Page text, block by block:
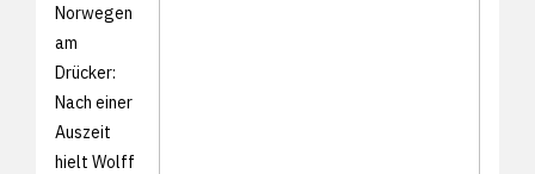
Norwegen
am
Drücker:
Nach einer
Auszeit
hielt Wolff